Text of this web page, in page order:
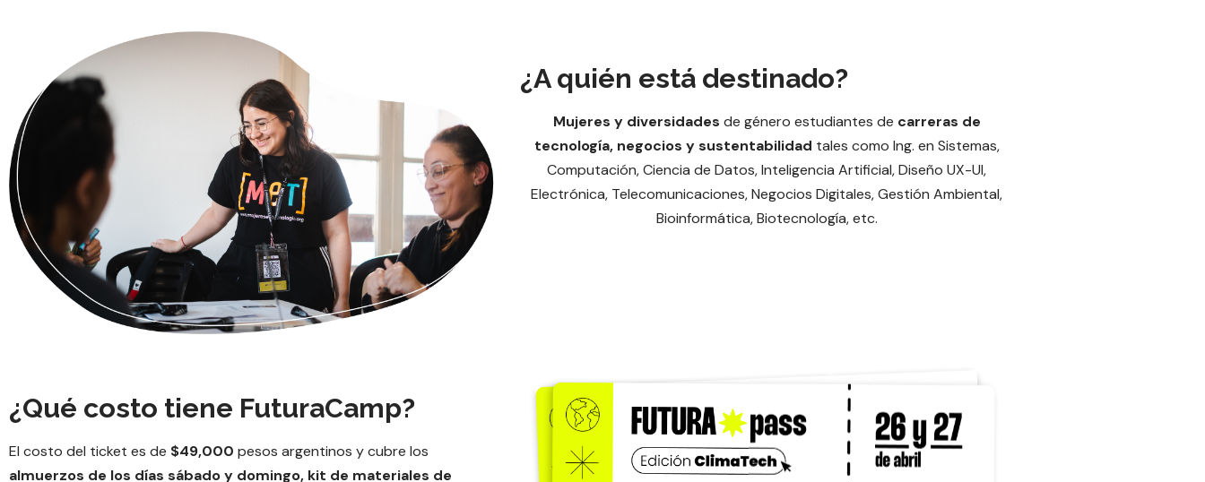
¿A quién está destinado?
Mujeres y diversidades de género estudiantes de carreras de
tecnología, negocios y sustentabilidad tales como Ing. en Sistemas,
Computación, Ciencia de Datos, Inteligencia Artificial, Diseño UX-UI,
Electrónica, Telecomunicaciones, Negocios Digitales, Gestión Ambiental,
Bioinformática, Biotecnología, etc.
¿Qué costo tiene FuturaCamp?
El costo del ticket es de $49,000 pesos argentinos y cubre los
almuerzos de los días sábado y domingo, kit de materiales de